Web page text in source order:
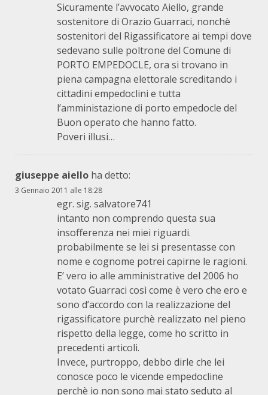
Sicuramente l’avvocato Aiello, grande
sostenitore di Orazio Guarraci, nonchè
sostenitori del Rigassificatore ai tempi dove
sedevano sulle poltrone del Comune di
PORTO EMPEDOCLE, ora si trovano in
piena campagna elettorale screditando i
cittadini empedoclini e tutta
l’amministazione di porto empedocle del
Buon operato che hanno fatto.
Poveri illusi…
giuseppe aiello ha detto:
3 Gennaio 2011 alle 18:28
egr. sig. salvatore741
intanto non comprendo questa sua
insofferenza nei miei riguardi.
probabilmente se lei si presentasse con
nome e cognome potrei capirne le ragioni.
E’ vero io alle amministrative del 2006 ho
votato Guarraci così come è vero che ero e
sono d’accordo con la realizzazione del
rigassificatore purchè realizzato nel pieno
rispetto della legge, come ho scritto in
precedenti articoli.
Invece, purtroppo, debbo dirle che lei
conosce poco le vicende empedocline
perchè io non sono mai stato seduto al